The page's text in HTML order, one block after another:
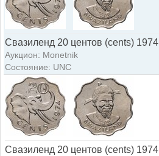
Свазиленд 20 центов (cents) 1974
Аукцион: Monetnik
Состояние: UNC
Свазиленд 20 центов (cents) 1974